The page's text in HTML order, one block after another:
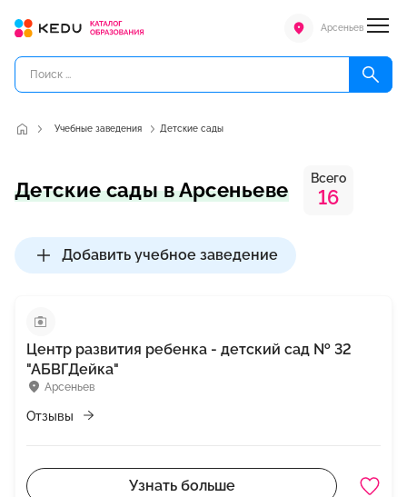
Арсеньев
Учебные заведения Детские сады
Детские сады в Арсеньеве Всего
16
Добавить учебное заведение
Арсеньев
Центр развития ребенка - детский сад № 32
"АБВГДейка"
Отзывы
Узнать больше